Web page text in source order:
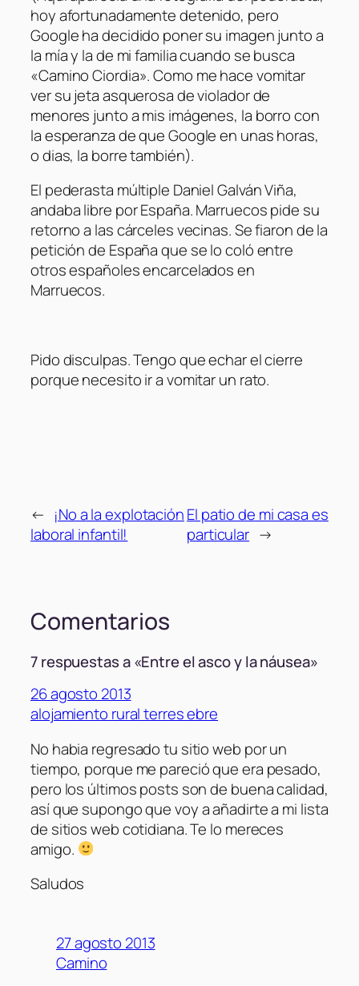
hoy afortunadamente detenido, pero
Google ha decidido poner su imagen junto a
la mía y la de mi familia cuando se busca
«Camino Ciordia». Como me hace vomitar
ver su jeta asquerosa de violador de
menores junto a mis imágenes, la borro con
la esperanza de que Google en unas horas,
o dias, la borre también).
El pederasta múltiple Daniel Galván Viña,
andaba libre por España. Marruecos pide su
retorno a las cárceles vecinas. Se fiaron de la
petición de España que se lo coló entre
otros españoles encarcelados en
Marruecos.
Pido disculpas. Tengo que echar el cierre
porque necesito ir a vomitar un rato.
← ¡No a la explotación
laboral infantil!
El patio de mi casa es
particular →
Comentarios
7 respuestas a «Entre el asco y la náusea»
26 agosto 2013
alojamiento rural terres ebre
No habia regresado tu sitio web por un
tiempo, porque me pareció que era pesado,
pero los últimos posts son de buena calidad,
así que supongo que voy a añadirte a mi lista
de sitios web cotidiana. Te lo mereces
amigo.
Saludos
27 agosto 2013
Camino